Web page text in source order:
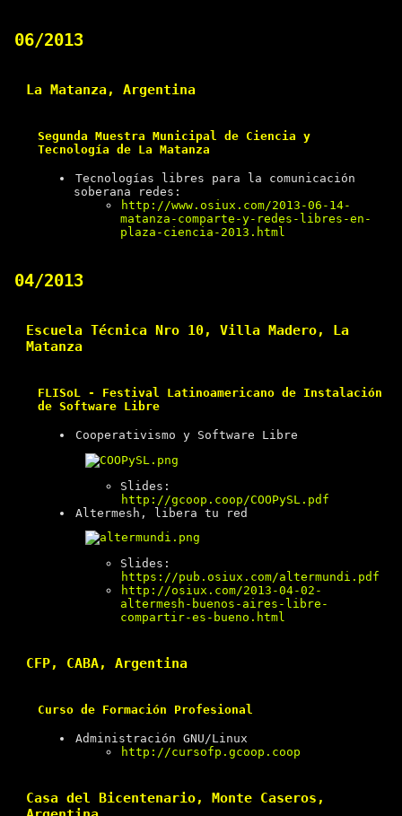
06/2013
La Matanza, Argentina
Segunda Muestra Municipal de Ciencia y
Tecnología de La Matanza
Tecnologías libres para la comunicación
soberana redes:
http://www.osiux.com/2013-06-14-
matanza-comparte-y-redes-libres-en-
plaza-ciencia-2013.html
04/2013
Escuela Técnica Nro 10, Villa Madero, La
Matanza
FLISoL - Festival Latinoamericano de Instalación
de Software Libre
Cooperativismo y Software Libre
Slides:
http://gcoop.coop/COOPySL.pdf
Altermesh, libera tu red
Slides:
https://pub.osiux.com/altermundi.pdf
http://osiux.com/2013-04-02-
altermesh-buenos-aires-libre-
compartir-es-bueno.html
CFP, CABA, Argentina
Curso de Formación Profesional
Administración GNU/Linux
http://cursofp.gcoop.coop
Casa del Bicentenario, Monte Caseros,